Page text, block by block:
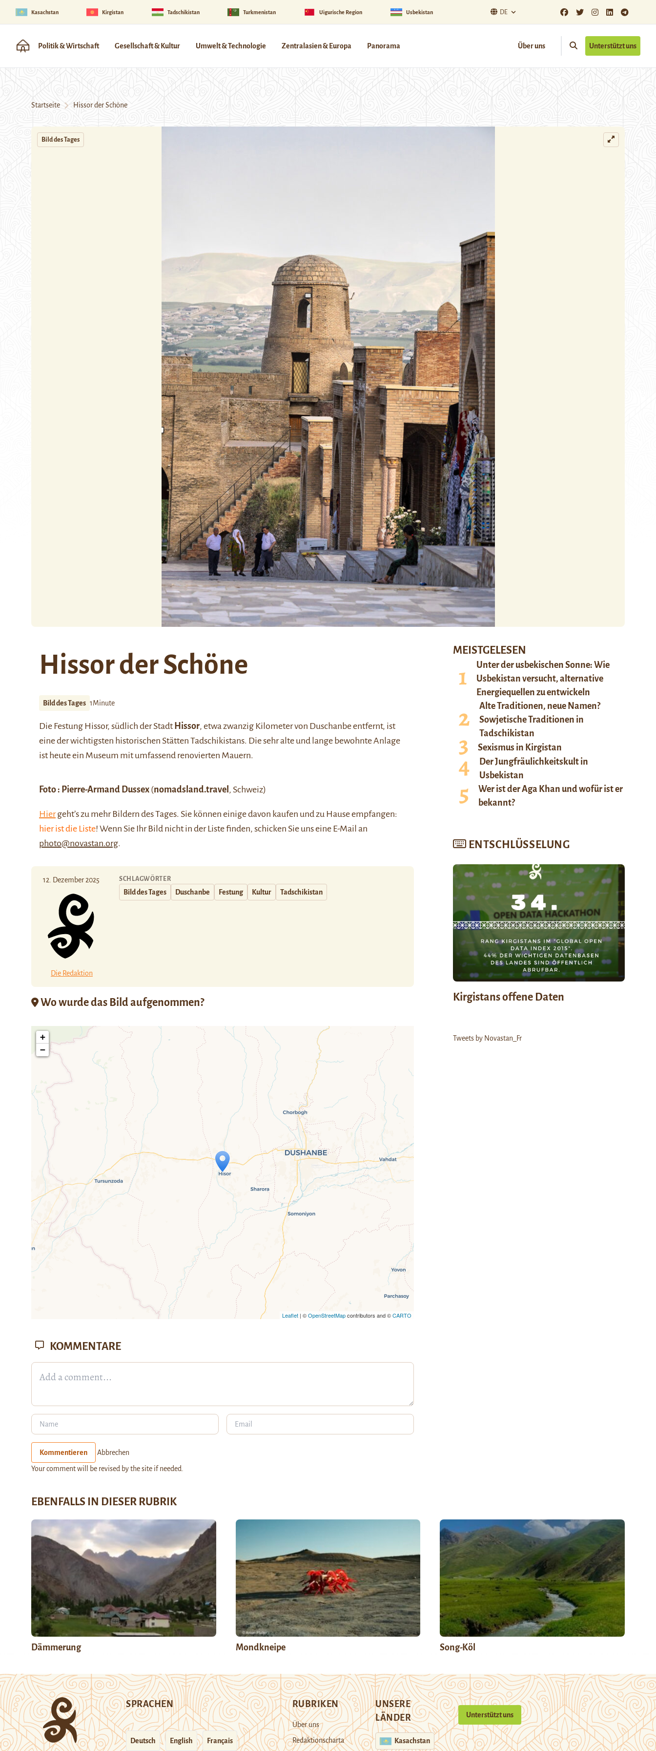
Kasachstan Kirgistan Tadschikistan Turkmenistan Uigurische Region Usbekistan DE
Politik & Wirtschaft Gesellschaft & Kultur Umwelt & Technologie Zentralasien & Europa Panorama Über uns Unterstützt uns
Startseite Hissor der Schöne
Bild des Tages
Hissor der Schöne
Bild des Tages 1Minute
Die Festung Hissor, südlich der Stadt Hissor, etwa zwanzig Kilometer von Duschanbe entfernt, ist
eine der wichtigsten historischen Stätten Tadschikistans. Die sehr alte und lange bewohnte Anlage
ist heute ein Museum mit umfassend renovierten Mauern.
Foto : Pierre-Armand Dussex (nomadsland.travel, Schweiz)
Hiergeht’s zu mehr Bildern des Tages. Sie können einige davon kaufen und zu Hause empfangen:
hier ist die Liste! Wenn Sie Ihr Bild nicht in der Liste finden, schicken Sie uns eine E-Mail an
photo@novastan.org.
12. Dezember 2025
Die Redaktion
SCHLAGWÖRTER
Bild des Tages Duschanbe Festung Kultur Tadschikistan
Wo wurde das Bild aufgenommen?
Travelers' Map wird geladen …
Wenn du dies siehst, nachdem deine Seite vollständig geladen wurde,
fehlen leafletJS-Dateien.
+
−
Leaflet | ©OpenStreetMapcontributors and ©CARTO
MEISTGELESEN
Unter der usbekischen Sonne: Wie
Usbekistan versucht, alternative
Energiequellen zu entwickeln
Alte Traditionen, neue Namen?
Sowjetische Traditionen in
Tadschikistan
Sexismus in Kirgistan
Der Jungfräulichkeitskult in
Usbekistan
Wer ist der Aga Khan und wofür ist er
bekannt?
ENTSCHLÜSSELUNG
Kirgistans offene Daten
Tweets by Novastan_Fr
KOMMENTARE
Kommentieren Abbrechen
Your comment will be revised by the site if needed.
EBENFALLS IN DIESER RUBRIK
Dämmerung Mondkneipe Song-Köl
SPRACHEN
Deutsch English Français
RUBRIKEN
Über uns
Redaktionscharta
UNSERE
LÄNDER
Kasachstan
Unterstützt uns